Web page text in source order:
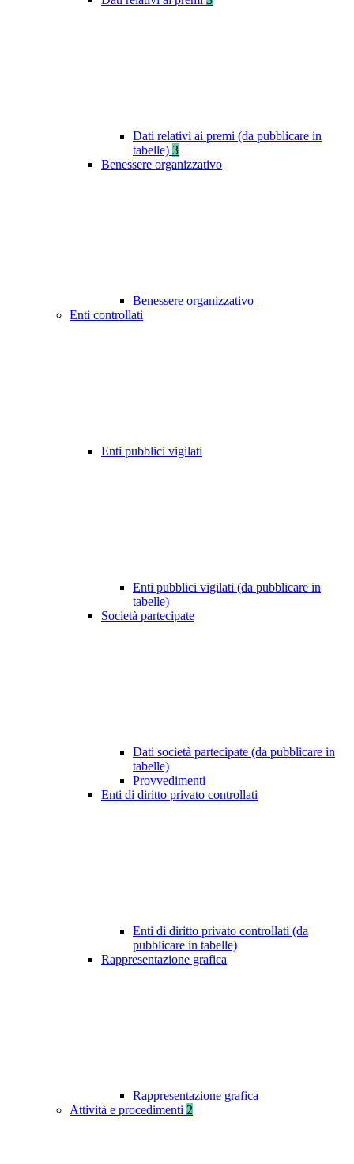
Dati relativi ai premi (da pubblicare in
tabelle) 3
Benessere organizzativo
Benessere organizzativo
Enti controllati
Enti pubblici vigilati
Enti pubblici vigilati (da pubblicare in
tabelle)
Società partecipate
Dati società partecipate (da pubblicare in
tabelle)
Provvedimenti
Enti di diritto privato controllati
Enti di diritto privato controllati (da
pubblicare in tabelle)
Rappresentazione grafica
Rappresentazione grafica
Attività e procedimenti 2